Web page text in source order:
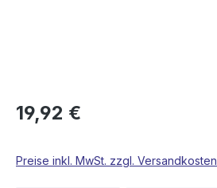
19,92 €
Preise inkl. MwSt. zzgl. Versandkosten